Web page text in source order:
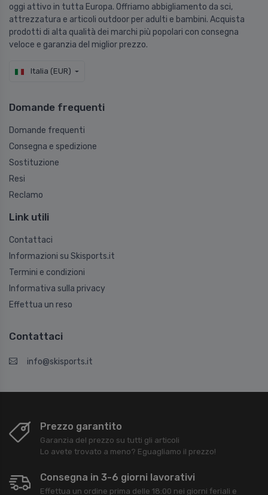
oggi attivo in tutta Europa. Offriamo abbigliamento da sci,
attrezzatura e articoli outdoor per adulti e bambini. Acquista
prodotti di alta qualità dei marchi più popolari con consegna
veloce e garanzia del miglior prezzo.
Italia (EUR)
Domande frequenti
Domande frequenti
Consegna e spedizione
Sostituzione
Resi
Reclamo
Link utili
Contattaci
Informazioni su Skisports.it
Termini e condizioni
Informativa sulla privacy
Effettua un reso
Contattaci
info@skisports.it
Prezzo garantito
Garanzia del prezzo su tutti gli articoli
Lo avete trovato a meno? Eguagliamo il prezzo!
Consegna in 3-6 giorni lavorativi
Effettua un ordine prima delle 18:00 nei giorni feriali e